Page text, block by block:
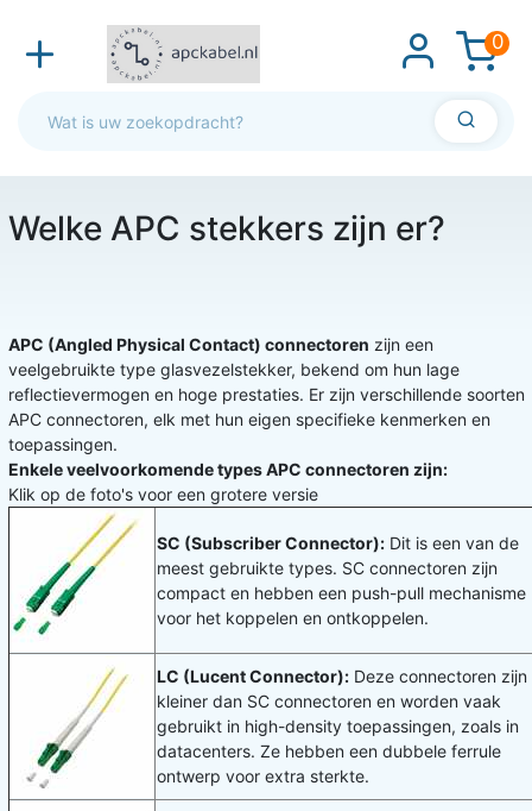
0
Welke APC stekkers zijn er?
APC (Angled Physical Contact) connectoren zijn een
veelgebruikte type glasvezelstekker, bekend om hun lage
reflectievermogen en hoge prestaties. Er zijn verschillende soorten
APC connectoren, elk met hun eigen specifieke kenmerken en
toepassingen.
Enkele veelvoorkomende types APC connectoren zijn:
Klik op de foto's voor een grotere versie
SC (Subscriber Connector): Dit is een van de
meest gebruikte types. SC connectoren zijn
compact en hebben een push-pull mechanisme
voor het koppelen en ontkoppelen.
LC (Lucent Connector): Deze connectoren zijn
kleiner dan SC connectoren en worden vaak
gebruikt in high-density toepassingen, zoals in
datacenters. Ze hebben een dubbele ferrule
ontwerp voor extra sterkte.